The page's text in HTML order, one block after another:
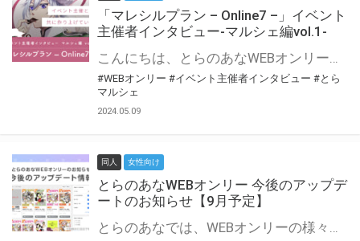
「マレシルプラン – Online7 –」イベント
主催者インタビュー-マルシェ編vol.1-
こんにちは、とらのあなWEBオンリー運営スタッフです。 新たにお届けする、イベント主催者インタビュー-マルシェ編-は、 とらのあなWEBオンリー「マルシェ」をご利用した主催様に 「マルシェ」を使って開催した感想や心がけをお聞きする企画です。 今回は、WEBオンリー開催7回目迎えた「マレシルプラン – Online7 –」より、 主催の玉川うた様にお話を伺いました。 ▼マレシルプランのインタビュー前回記事 「イベント主催者インタビュー vol.6」はこちら 協力：玉川うた様（マレシルプラン実行委員会 代表）／イベント公式Twitter（@mallesil_plan） とらのあなWEBオンリー「マルシェ」とは？ WEBオンリーでリアルタイムでコミュニケーションがとれるオンライン会場です。
#WEBオンリー #イベント主催者インタビュー #とら
マルシェ
2024.05.09
同人 女性向け
とらのあなWEBオンリー 今後のアップデ
ートのお知らせ【9月予定】
とらのあなでは、WEBオンリーの様々な支援を実施しています。 今回は2021年9月に実装を予定しているアップデート情報についてご紹介いたします。 とらのあなWEBオンリーサイトはこちら